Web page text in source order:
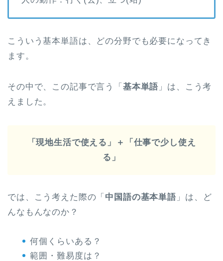
こういう基本単語は、どの分野でも必要になってき
ます。
その中で、この記事で言う「 基本単語 」は、こう考
えました。
「現地生活で使える」＋「仕事で少し使え
る」
では、こう考えた際の「 中国語の基本単語 」は、ど
んなもんなのか？
何個くらいある？
範囲・難易度は？